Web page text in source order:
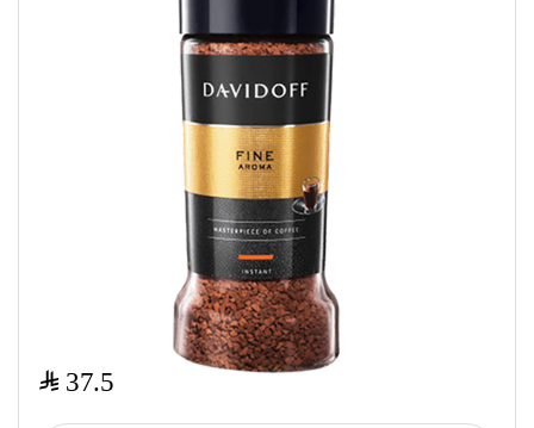
37.5
$